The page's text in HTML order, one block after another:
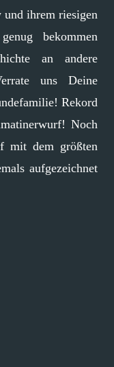
ihrem riesigen
bekommen
an andere
uns Deine
Rekord
Noch
mit dem größten
aufgezeichnet